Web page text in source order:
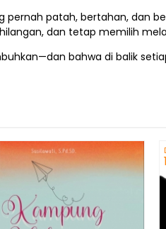
patah, bertahan, dan
dan tetap memilih
bahwa di balik